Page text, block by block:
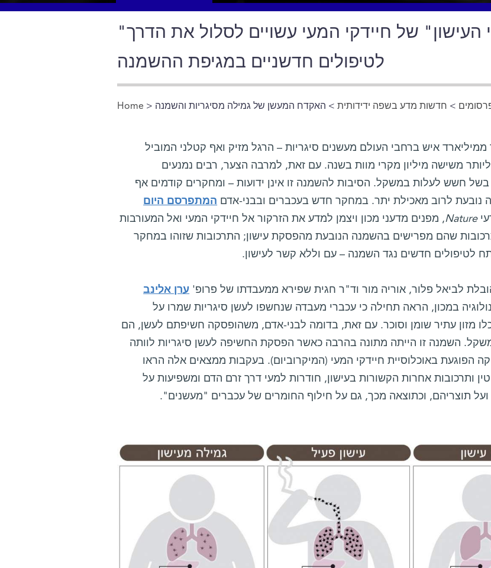
"הרגלי העישון" של חיידקי המעי עשויים לסלול את הדרך
לטיפולים חדשניים במגיפת ההשמנה
You are here
Home > > חדשות מדע בשפה ידידותית> האקדח המעשן של גמילה מסיגריות והשמנה
2021 יותר ממיליארד איש ברחבי העולם מעשנים סיגריות – הרגל מזיק ואף קטלני המוביל
משישה מיליון מקרי מוות בשנה. עם זאת, למרבה הצער, רבים נמנעים
חשש לעלות במשקל. הסיבות להשמנה זו אינן ידועות – ומחקרים קודמים אף
נובעת לרוב מאכילת יתר. במחקר חדש בעכברים ובבני-אדם המתפרסם היום
Nature, מפנים מדעני מכון ויצמן למדע את הזרקור אל חיידקי המעי ואל המעורבות
שהם מפרישים בהשמנה הנובעת מהפסקת עישון; התרכובות שזוהו במחקר
לטיפולים חדשים נגד השמנה – עם וללא קשר לעישון.
לביאל פלור, אוריה מור וד"ר חגית שפירא ממעבדתו של פרופ' ערן אלינב
במכון, הראה תחילה כי עכברי מעבדה שנחשפו לעשן סיגריות שמרו על
מזון עתיר שומן וסוכר. עם זאת, בדומה לבני-אדם, משהופסקה חשיפתם לעשן, הם
השמנה זו הייתה מתונה בהרבה כאשר הפסקת החשיפה לעשן סיגריות לוותה
הפוגעת באוכלוסיית חיידקי המעי (המיקרוביום). בעקבות ממצאים אלה הראו
ותרכובות אחרות הקשורות בעישון, חודרות למעי דרך זרם הדם ומשפיעות על
ועל תוצריהם, וכתוצאה מכך, גם על חילוף החומרים של עכברים "מעשנים".